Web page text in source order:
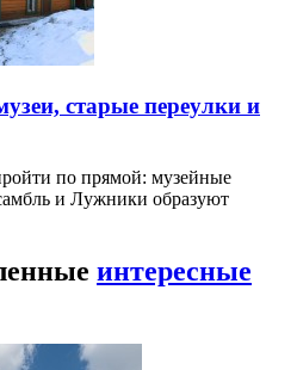
старые переулки и
по прямой: музейные
и Лужники образуют
интересные